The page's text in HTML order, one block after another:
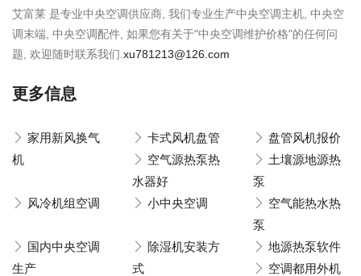
艾富莱 是专业中央空调供应商, 我们专业生产中央空调主机, 中央空
调末端, 中央空调配件, 如果您有关于"中央空调维护价格"的任何问
题, 欢迎随时联系我们. xu781213@126.com
更多信息
家用新风换气
机
卡式风机盘管
盘管风机报价
空气源热泵热
水器好
土壤源地源热
泵
风冷机组空调
小中央空调
空气能热水热
泵
国内中央空调
生产
除湿机安装方
式
地源热泵软件
空调都用外机